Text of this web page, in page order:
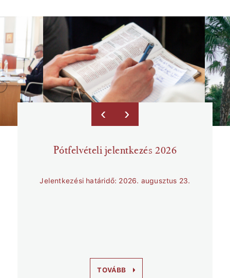
‹ ›
Pótfelvételi jelentkezés 2026
Jelentkezési határidő: 2026. augusztus 23.
TOVÁBB